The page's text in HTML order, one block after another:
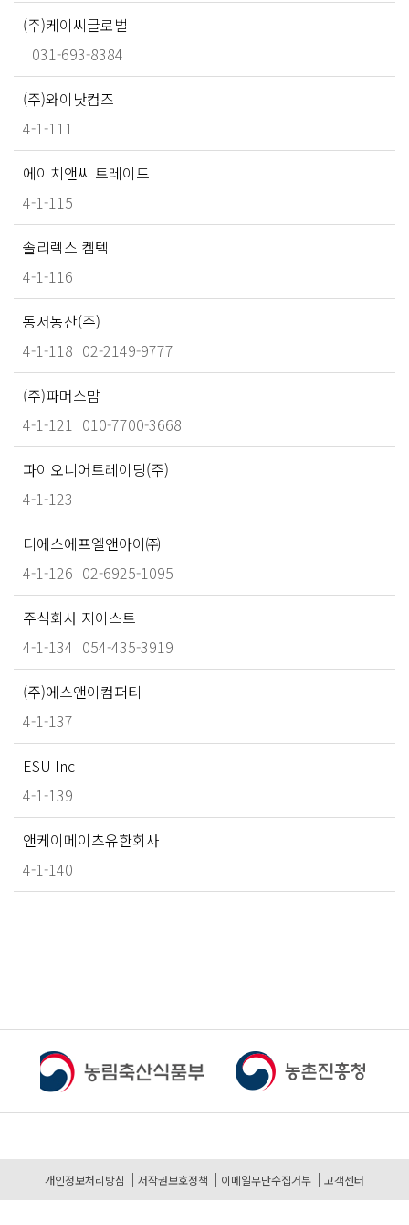
(주)케이씨글로벌
031-693-8384
(주)와이낫컴즈
4-1-111
에이치앤씨 트레이드
4-1-115
솔리렉스 켐텍
4-1-116
동서농산(주)
4-1-118 02-2149-9777
(주)파머스맘
4-1-121 010-7700-3668
파이오니어트레이딩(주)
4-1-123
디에스에프엘앤아이㈜
4-1-126 02-6925-1095
주식회사 지이스트
4-1-134 054-435-3919
(주)에스앤이컴퍼티
4-1-137
ESU Inc
4-1-139
앤케이메이츠유한회사
4-1-140
개인정보처리방침 저작권보호정책 이메일무단수집거부 고객센터